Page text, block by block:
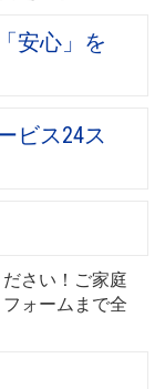
安心」を
ビス24ス
さい！ご家庭
ォームまで全